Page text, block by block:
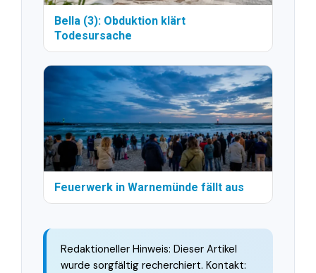
Bella (3): Obduktion klärt
Todesursache
Feuerwerk in Warnemünde fällt aus
Redaktioneller Hinweis: Dieser Artikel
wurde sorgfältig recherchiert. Kontakt: